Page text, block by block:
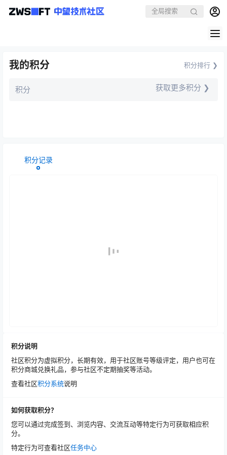
我的积分 积分排行 ❯
积分 获取更多积分 ❯
积分记录
积分说明
社区积分为虚拟积分，长期有效，用于社区账号等级评定，用户也可在
积分商城兑换礼品，参与社区不定期抽奖等活动。
查看社区积分系统说明
如何获取积分？
您可以通过完成签到、浏览内容、交流互动等特定行为可获取相应积
分。
特定行为可查看社区任务中心